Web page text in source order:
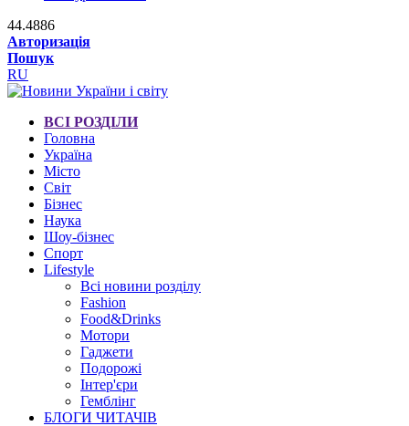
44.4886
Авторизація
Пошук
RU
ВСІ РОЗДІЛИ
Головна
Україна
Місто
Світ
Бізнес
Наука
Шоу-бізнес
Спорт
Lifestyle
Всі новини розділу
Fashion
Food&Drinks
Мотори
Гаджети
Подорожі
Інтер'єри
Гемблінг
БЛОГИ ЧИТАЧІВ